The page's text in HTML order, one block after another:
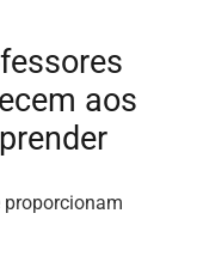
aos
proporcionam